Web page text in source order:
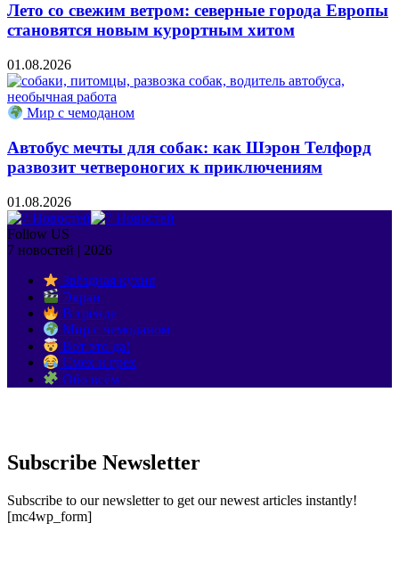
Лето со свежим ветром: северные города Европы
становятся новым курортным хитом
01.08.2026
Мир с чемоданом
Автобус мечты для собак: как Шэрон Телфорд
развозит четвероногих к приключениям
01.08.2026
Follow US
7 новостей | 2026
Звёздная кухня
Экран
В тренде
Мир с чемоданом
Вот это да!
Смех и грех
Обо всём
Subscribe Newsletter
Subscribe to our newsletter to get our newest articles instantly!
[mc4wp_form]